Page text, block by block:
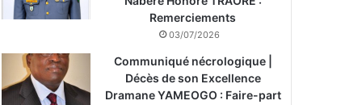
Remerciements
03/07/2026
Communiqué nécrologique |
Décès de son Excellence
Dramane YAMEOGO : Faire-part